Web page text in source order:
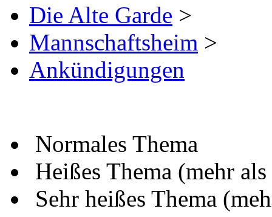
Die Alte Garde >
Mannschaftsheim >
Ankündigungen
Normales Thema
Heißes Thema (mehr
Sehr heißes Thema